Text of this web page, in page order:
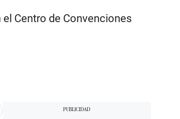
Centro de Convenciones